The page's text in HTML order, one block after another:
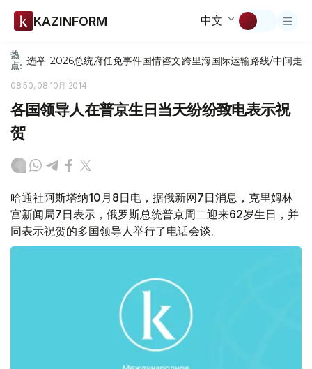
KAZINFORM 中文
热
点: 选举-2026总统府任免事件国情咨文跨里海国际运输路线/中间走廊
08:50, 08 10月 2014
各国领导人在普京生日当天纷纷致电表示祝
贺
哈通社阿斯塔纳10月8日电，据俄新网7日消息，克里姆林
宫新闻局7日表示，俄罗斯总统普京周二迎来62岁生日，并
同表示祝贺的多国领导人举行了电话会谈。